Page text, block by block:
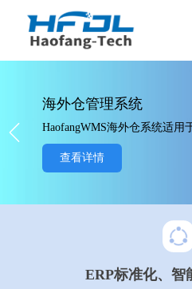
海外仓管理系统
查看详情
ERP标准化、智